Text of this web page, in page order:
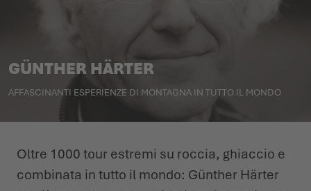
LOWA PROFESSIONAL
LOWA PROFESSIONAL
L'ESTATE CI ASPETTA LÀ FUORI
PODCAST
GÜNTHER HÄRTER
AFFASCINANTI ESPERIENZE DI MONTAGNA IN TUTTO IL MONDO
Oltre 1000 tour estremi su roccia, ghiaccio e
combinata in tutto il mondo: Günther Härter